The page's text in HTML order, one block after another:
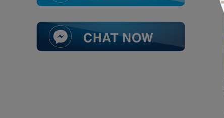
CHAT NOW